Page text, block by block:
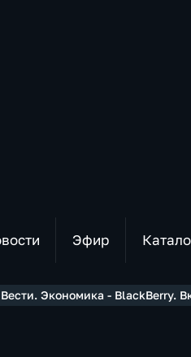
Эфир
Экономика - BlackBerry.